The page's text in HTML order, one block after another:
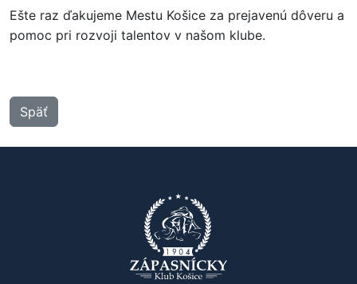
Ešte raz ďakujeme Mestu Košice za prejavenú dôveru a
pomoc pri rozvoji talentov v našom klube.
Späť